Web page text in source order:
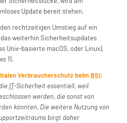
Update bereit stehen.
rechtzeitigen Umstieg auf ein
weiterhin Sicherheitsupdates
Unix-basierte macOS, oder Linux),
11.
Verbraucherschutz beimBSI:
IT-Sicherheit essentiell, weil
werden, die sonst von
könnten. Die weitere Nutzung von
birgt daher